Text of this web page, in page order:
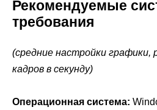
Рекомендуемые
требования
(средние настройки графики,
кадров в секунду)
Операционная система: